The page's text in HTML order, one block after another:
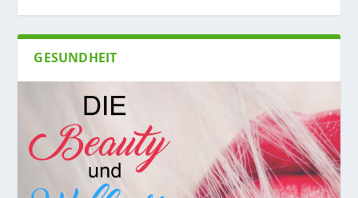
GESUNDHEIT